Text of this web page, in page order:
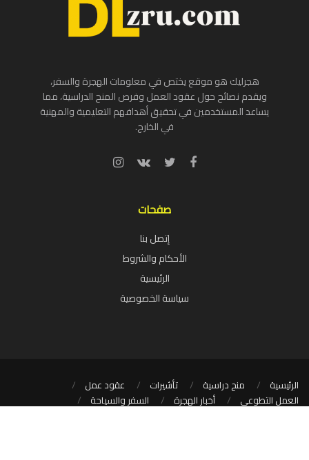
هجرليك هو موقع يختص في معلومات الهجرة والسفر،
ويقدم نصائح حول عقود العمل وفرص المنح الدراسية، مما
يساعد المستخدمين في تحقيق أهدافهم التعليمية والمهنية
في الخارج.
صفحات
إتصل بنا
الأحكام والشروط
الرئيسية
سياسة الخصوصية
الرئيسية منح دراسية تأشيرات
عقود عمل
العمل التطوعي
أخبار الهجرة
السفر والسياحة